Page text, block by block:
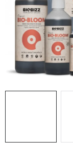
Geschäftsbewertung
Kontakt